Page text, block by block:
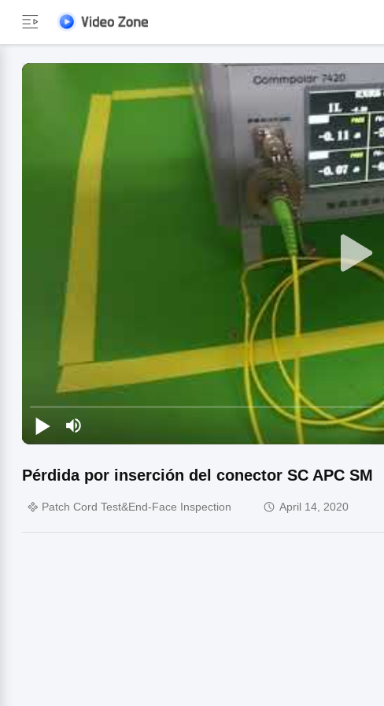
Pérdida por inserción del conector SC APC SM
Patch Cord Test&End-Face Inspection April 14, 2020